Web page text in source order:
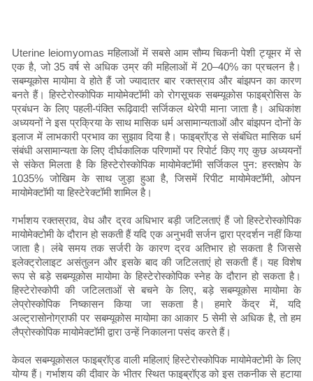
Uterine leiomyomas महिलाओं में सबसे आम सौम्य चिकनी पेशी ट्यूमर में से
एक है, जो 35 वर्ष से अधिक उम्र की महिलाओं में 20–40% का प्रचलन है।
सबम्यूकोस मायोमा वे होते हैं जो ज्यादातर बार रक्तस्राव और बांझपन का कारण
बनते हैं। हिस्टेरोस्कोपिक मायोमेक्टॉमी को रोगसूचक सबम्यूकोस फाइब्रोसिस के
प्रबंधन के लिए पहली-पंक्ति रूढ़िवादी सर्जिकल थेरेपी माना जाता है। अधिकांश
अध्ययनों ने इस प्रक्रिया के साथ मासिक धर्म असामान्यताओं और बांझपन दोनों के
इलाज में लाभकारी प्रभाव का सुझाव दिया है। फाइब्रॉएड से संबंधित मासिक धर्म
संबंधी असामान्यता के लिए दीर्घकालिक परिणामों पर रिपोर्ट किए गए कुछ अध्ययनों
से संकेत मिलता है कि हिस्टेरोस्कोपिक मायोमेक्टॉमी सर्जिकल पुन: हस्तक्षेप के
1035% जोखिम के साथ जुड़ा हुआ है, जिसमें रिपीट मायोमेक्टॉमी, ओपन
मायोमेक्टॉमी या हिस्टेरेक्टॉमी शामिल है।
गर्भाशय रक्तस्राव, वेध और द्रव अधिभार बड़ी जटिलताएं हैं जो हिस्टेरोस्कोपिक
मायोमेक्टोमी के दौरान हो सकती हैं यदि एक अनुभवी सर्जन द्वारा प्रदर्शन नहीं किया
जाता है। लंबे समय तक सर्जरी के कारण द्रव अतिभार हो सकता है जिससे
इलेक्ट्रोलाइट असंतुलन और इसके बाद की जटिलताएं हो सकती हैं। यह विशेष
रूप से बड़े सबम्यूकोस मायोमा के हिस्टेरोस्कोपिक स्नेह के दौरान हो सकता है।
हिस्टेरोस्कोपी की जटिलताओं से बचने के लिए, बड़े सबम्यूकोस मायोमा के
लेप्रोस्कोपिक निष्कासन किया जा सकता है। हमारे केंद्र में, यदि
अल्ट्रासोनोग्राफी पर सबम्यूकोस मायोमा का आकार 5 सेमी से अधिक है, तो हम
लैप्रोस्कोपिक मायोमेक्टॉमी द्वारा उन्हें निकालना पसंद करते हैं।
केवल सबम्यूकोसल फाइब्रॉएड वाली महिलाएं हिस्टेरोस्कोपिक मायोमेक्टोमी के लिए
योग्य हैं। गर्भाशय की दीवार के भीतर स्थित फाइब्रॉएड को इस तकनीक से हटाया